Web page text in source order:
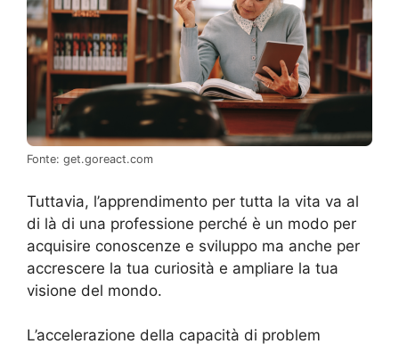
Fonte: get.goreact.com
Tuttavia, l’apprendimento per tutta la vita va al
di là di una professione perché è un modo per
acquisire conoscenze e sviluppo ma anche per
accrescere la tua curiosità e ampliare la tua
visione del mondo.
L’accelerazione della capacità di problem